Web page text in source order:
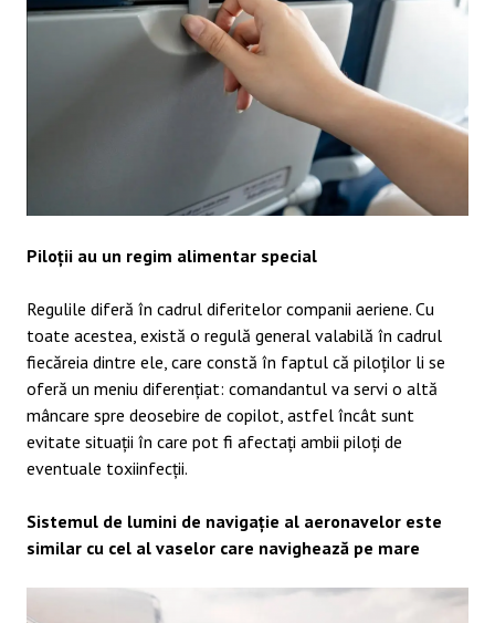
Piloții au un regim alimentar special
Regulile diferă în cadrul diferitelor companii aeriene. Cu
toate acestea, există o regulă general valabilă în cadrul
fiecăreia dintre ele, care constă în faptul că piloților li se
oferă un meniu diferențiat: comandantul va servi o altă
mâncare spre deosebire de copilot, astfel încât sunt
evitate situații în care pot fi afectați ambii piloți de
eventuale toxiinfecții.
Sistemul de lumini de navigație al aeronavelor este
similar cu cel al vaselor care navighează pe mare